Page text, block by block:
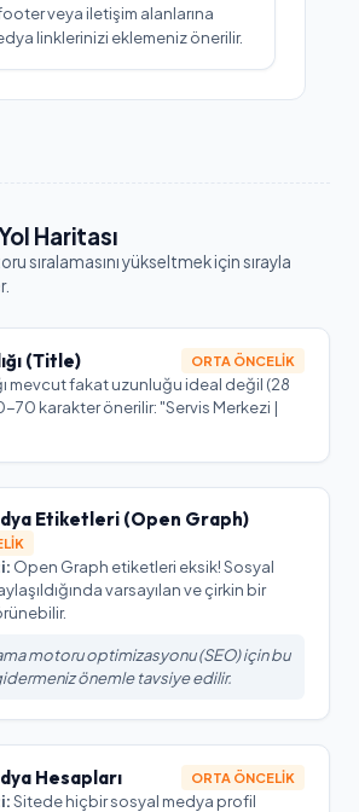
veya iletişim alanlarına
linklerinizi eklemeniz önerilir.
Haritası
sıralamasını yükseltmek için sırayla
(Title) ORTA ÖNCELIK
mevcut fakat uzunluğu ideal değil (28
70 karakter önerilir: "Servis Merkezi |
Etiketleri (Open Graph)
Open Graph etiketleri eksik! Sosyal
varsayılan ve çirkin bir
motoru optimizasyonu (SEO) için bu
önemle tavsiye edilir.
Hesapları ORTA ÖNCELIK
Sitede hiçbir sosyal medya profil